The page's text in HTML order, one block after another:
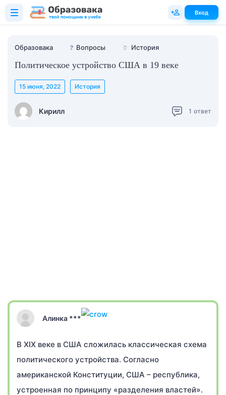
Образовака ❓ Вопросы 🏺 История
Политическое устройство США в 19 веке
Кирилл
15 июня, 2022 История
1 ответ
Алинка ***
В XIX веке в США сложилась классическая схема
политического устройства. Согласно
американской Конституции, США – республика,
устроенная по принципу «разделения властей».
Вход